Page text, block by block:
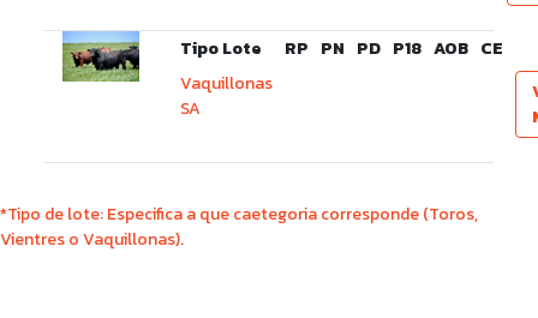
Tipo Lote RP PN PD P18 AOB CE
Vaquillonas
SA
*Tipo de lote: Especifica a que caetegoria corresponde (Toros,
Vientres o Vaquillonas).